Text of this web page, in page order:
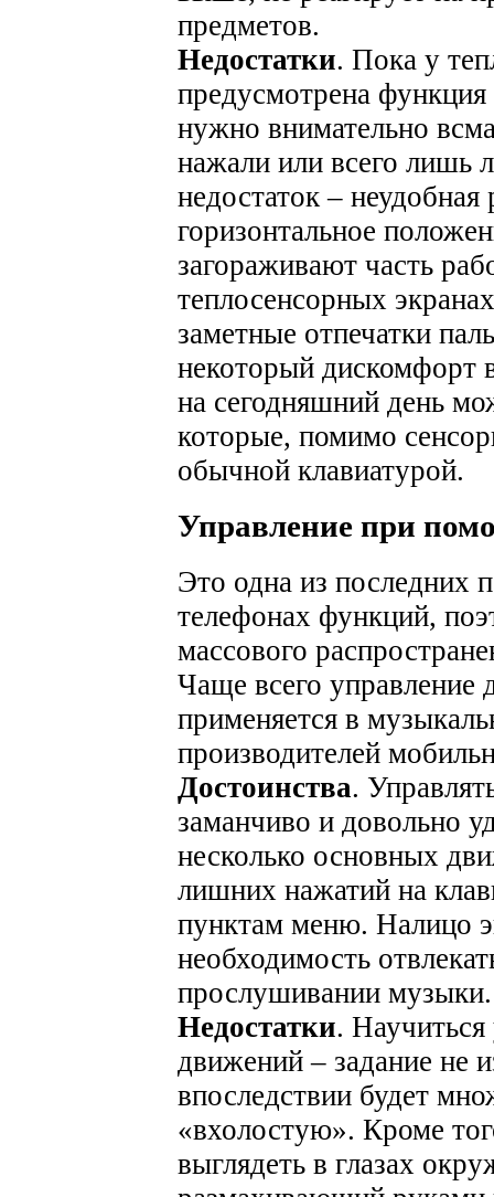
предметов.
Недостатки. Пока у
предусмотрена
нужно внимательно
нажали или всего лишь
недостаток –
горизонтальное
загораживают часть
теплосенсорных
заметные отпечатки
некоторый дискомфорт
на сегодняшний день
которые, помимо
обычной клавиатурой.
Управление при
Это одна из последних
телефонах функций,
массового
Чаще всего управление
применяется в
производителей
Достоинства.
заманчиво и довольно
несколько основных
лишних нажатий на
пунктам меню. Налицо
необходимость
прослушивании музыки.
Недостатки.
движений – задание не
впоследствии будет
«вхолостую». Кроме
выглядеть в глазах